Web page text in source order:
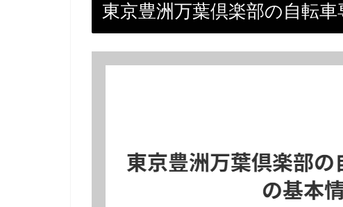
東京豊洲万葉倶楽部の自転